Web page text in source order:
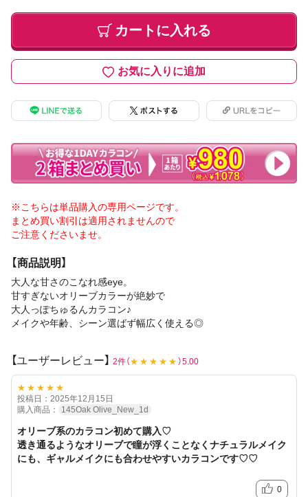
カートに入れる
お気に入りに追加
※こちらは単品購入の専用ページです。
まとめ買い割引は適用されませんので
ご注意くださいませ。
【商品説明】
大人な甘さのこなれ感eye。
甘すぎないオリーブカラーが絶妙で
大人っぽちゅるんカラコン♪
メイクや年齢、シーン選ばず幅広く使える◎
【ユーザーレビュー】 2件（★★★★★ ）5.00
★★★★★
投稿日：2025年12月15日
購入商品：
145Oak Olive_New_1d
オリーブ系のカラコン初めて購入♡
透き通るようなオリーブで瞳が浮くことなくナチュラルメイク
にも、ギャルメイクにも合わせやすいカラコンです♡♡
0